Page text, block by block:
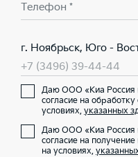
Телефон *
г. Ноябрьск, Юго -
+7 (3496) 39-44-44
Даю ООО «Киа
согласие на
условиях, указанных
Даю ООО «Киа
согласие на
на условиях,